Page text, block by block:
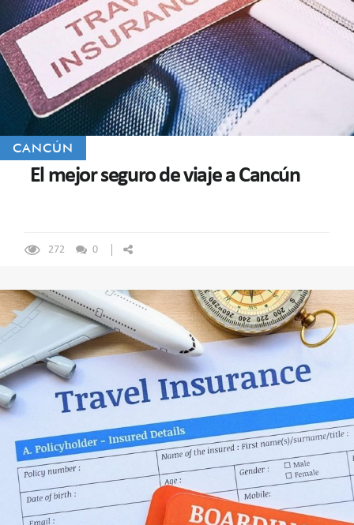
CANCÚN
El mejor seguro de viaje a Cancún
272 0